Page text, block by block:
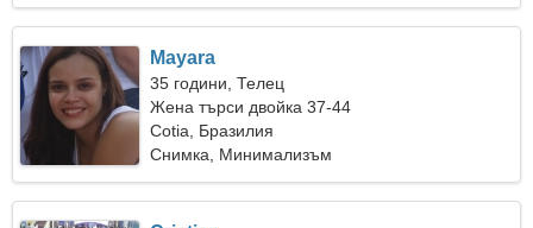
Mayara
35 години, Телец
Жена търси двойка 37-44
Cotia, Бразилия
Снимка, Минимализъм